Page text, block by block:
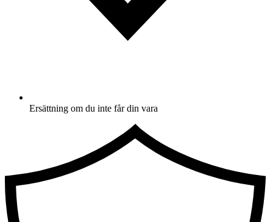
Ersättning om du inte får din vara